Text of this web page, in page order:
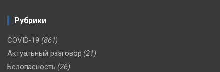
Рубрики
COVID-19 (861)
Актуальный разговор (21)
Безопасность (26)